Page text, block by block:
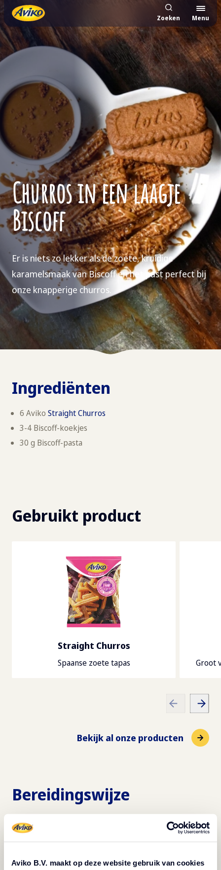
Aviko B.V. maakt op deze website gebruik van cookies
Zoeken Menu
Churros in een laagje
Biscoff
Er is niets zo lekker als de zoete, kruidige
karamelsmaak van Biscoff en het past perfect bij
onze knapperige churros.
Ingrediënten
6 Aviko Straight Churros
3-4 Biscoff-koekjes
30 g Biscoff-pasta
Gebruikt product
Straight Churros
Spaanse zoete tapas Groot
Bekijk al onze producten
Bereidingswijze
de churros volgens de aanwijzingen op de
verpakking.
kruimels.